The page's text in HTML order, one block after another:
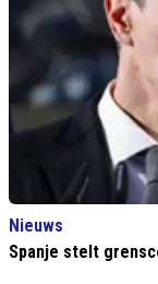
Nieuws
Spanje stelt